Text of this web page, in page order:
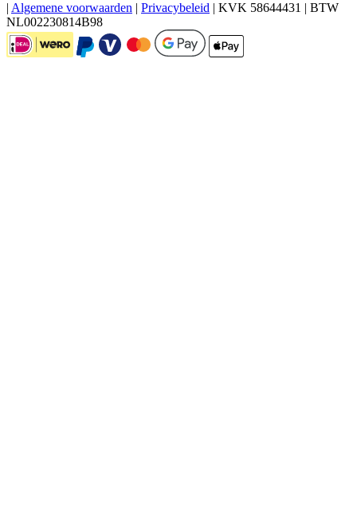
| Algemene voorwaarden | Privacybeleid | KVK 58644431 | BTW
NL002230814B98